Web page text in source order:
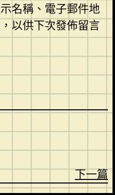
名稱、電子郵件地
以供下次發佈留言
下一篇